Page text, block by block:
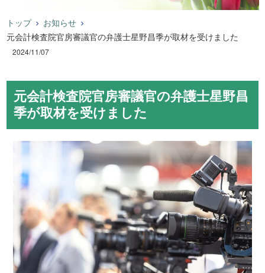
トップ
お知らせ
元会計検査院官房審議官の弁護士星野昌季が取材を受けました
2024/11/07
元会計検査院官房審議官の弁護士星野昌
季が取材を受けました